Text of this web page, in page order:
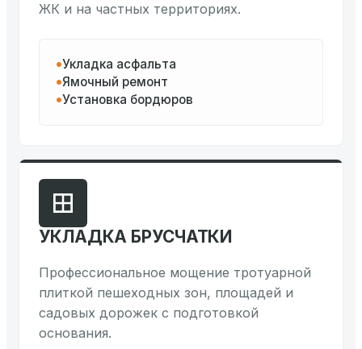
ЖК и на частных территориях.
Укладка асфальта
Ямочный ремонт
Установка бордюров
УКЛАДКА БРУСЧАТКИ
Профессиональное мощение тротуарной
плиткой пешеходных зон, площадей и
садовых дорожек с подготовкой
основания.